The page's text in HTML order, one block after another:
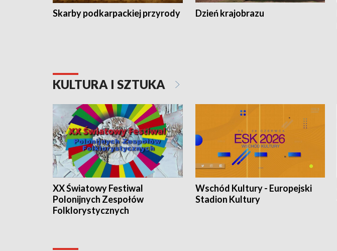
Skarby podkarpackiej przyrody Dzień krajobrazu
KULTURA I SZTUKA
XX Światowy Festiwal
Polonijnych Zespołów
Folklorystycznych
Wschód Kultury - Europejski
Stadion Kultury